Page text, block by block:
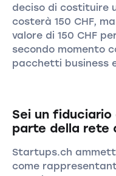
deciso di costituire
costerà 150 CHF,
valore di 150 CHF
secondo momento
pacchetti business
Sei un
parte della rete
Startups.ch
come